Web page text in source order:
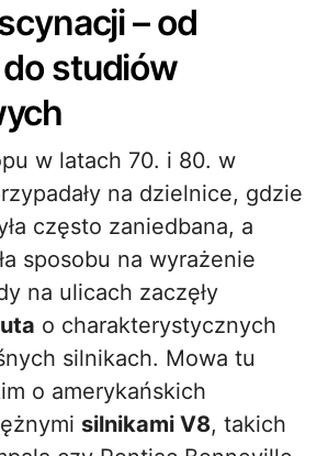
– od
studiów
w latach 70. i 80. w
na dzielnice, gdzie
często zaniedbana, a
sposobu na wyrażenie
na ulicach zaczęły
o charakterystycznych
silnikach. Mowa tu
o amerykańskich
silnikami V8, takich